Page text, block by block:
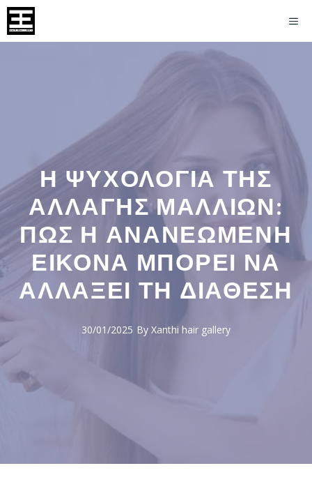
Skip
to
Η ΨΥΧΟΛΟΓΙΑ ΤΗΣ
ΑΛΛΑΓΗΣ ΜΑΛΛΙΩΝ:
ΠΩΣ Η ΑΝΑΝΕΩΜΕΝΗ
ΕΙΚΟΝΑ ΜΠΟΡΕΙ ΝΑ
ΑΛΛΑΞΕΙ ΤΗ ΔΙΑΘΕΣΗ
30/01/2025 By Xanthi hair gallery